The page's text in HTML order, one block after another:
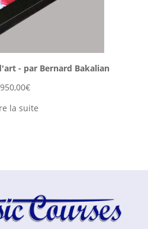
- par Bernard Bakalian
950,00€
la suite